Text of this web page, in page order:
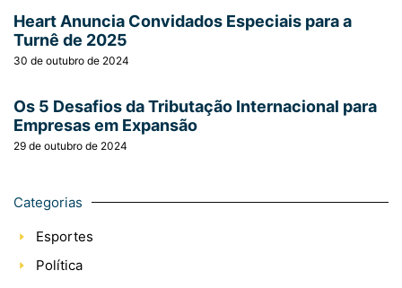
Heart Anuncia Convidados Especiais para a
Turnê de 2025
30 de outubro de 2024
Os 5 Desafios da Tributação Internacional para
Empresas em Expansão
29 de outubro de 2024
Categorias
Esportes
Política